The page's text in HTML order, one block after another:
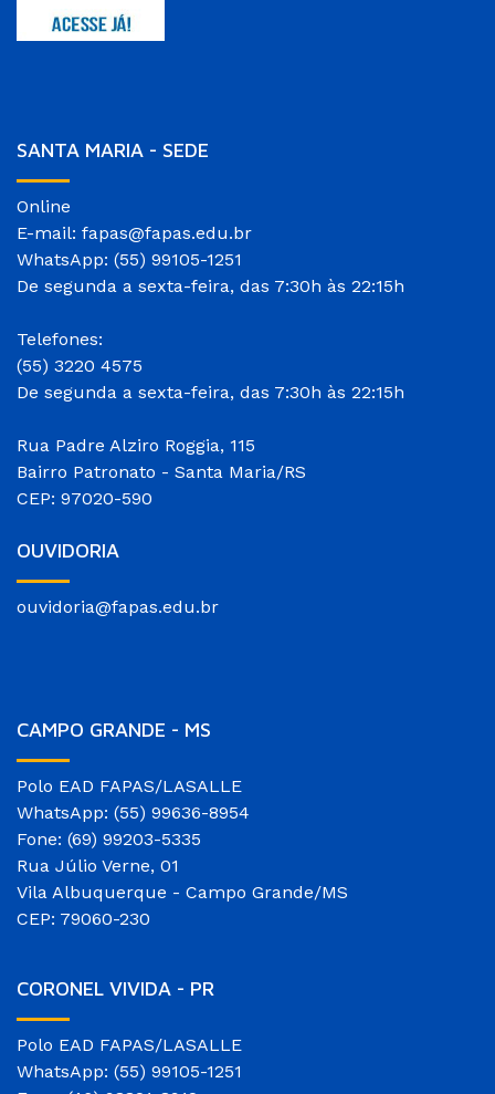
SANTA MARIA - SEDE
Online
E-mail: fapas@fapas.edu.br
WhatsApp: (55) 99105-1251
De segunda a sexta-feira, das 7:30h às 22:15h
Telefones:
(55) 3220 4575
De segunda a sexta-feira, das 7:30h às 22:15h
Rua Padre Alziro Roggia, 115
Bairro Patronato - Santa Maria/RS
CEP: 97020-590
OUVIDORIA
ouvidoria@fapas.edu.br
CAMPO GRANDE - MS
Polo EAD FAPAS/LASALLE
WhatsApp: (55) 99636-8954
Fone: (69) 99203-5335
Rua Júlio Verne, 01
Vila Albuquerque - Campo Grande/MS
CEP: 79060-230
CORONEL VIVIDA - PR
Polo EAD FAPAS/LASALLE
WhatsApp: (55) 99105-1251